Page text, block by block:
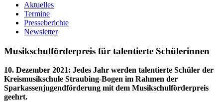
Aktuelles
Termine
Presseberichte
Newsletter
Musikschulförderpreis für talentierte Schülerinnen
10. Dezember 2021: Jedes Jahr werden talentierte Schüler der
Kreismusikschule Straubing-Bogen im Rahmen der
Sparkassenjugendförderung mit dem Musikschulförderpreis
geehrt.